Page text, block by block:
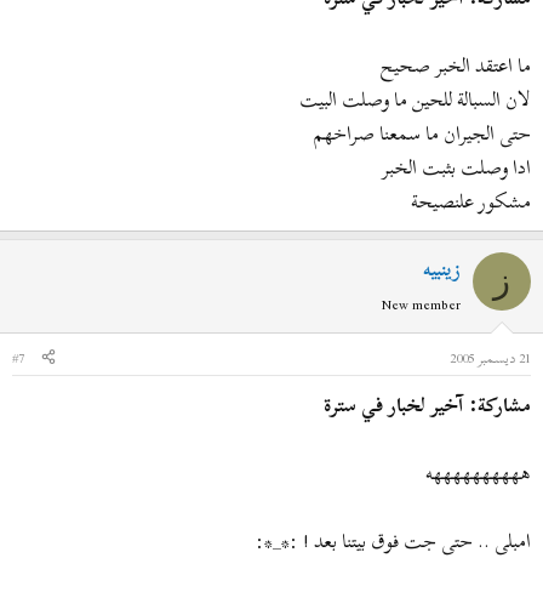
ما اعتقد الخبر صحيح
لان السبالة للحين ما وصلت البيت
حتى الجيران ما سمعنا صراخهم
ادا وصلت بثبت الخبر
مشكور علنصيحة
ز زينبيه
New member
21 ديسمبر 2005
#7
مشاركة: آخير لخبار في سترة
ههههههههههه
امبلى .. حتى جت فوق بيتنا بعد ! :*_*: